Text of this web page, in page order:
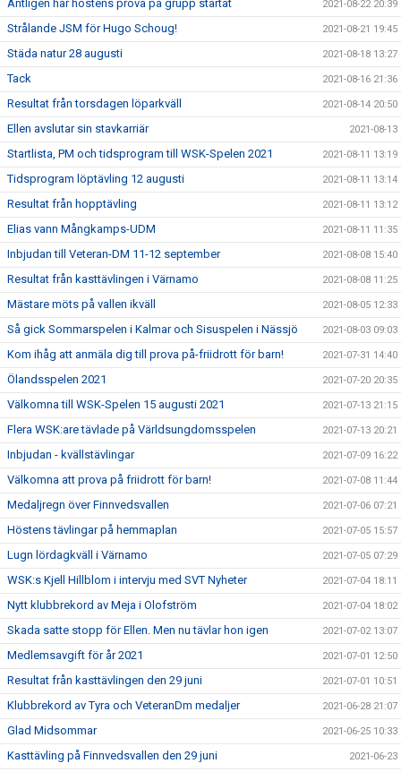
Äntligen har höstens prova på grupp startat 2021-08-22 20:39
Strålande JSM för Hugo Schoug! 2021-08-21 19:45
Städa natur 28 augusti 2021-08-18 13:27
Tack 2021-08-16 21:36
Resultat från torsdagen löparkväll 2021-08-14 20:50
Ellen avslutar sin stavkarriär 2021-08-13
Startlista, PM och tidsprogram till WSK-Spelen 2021 2021-08-11 13:19
Tidsprogram löptävling 12 augusti 2021-08-11 13:14
Resultat från hopptävling 2021-08-11 13:12
Elias vann Mångkamps-UDM 2021-08-11 11:35
Inbjudan till Veteran-DM 11-12 september 2021-08-08 15:40
Resultat från kasttävlingen i Värnamo 2021-08-08 11:25
Mästare möts på vallen ikväll 2021-08-05 12:33
Så gick Sommarspelen i Kalmar och Sisuspelen i Nässjö 2021-08-03 09:03
Kom ihåg att anmäla dig till prova på-friidrott för barn! 2021-07-31 14:40
Ölandsspelen 2021 2021-07-20 20:35
Välkomna till WSK-Spelen 15 augusti 2021 2021-07-13 21:15
Flera WSK:are tävlade på Världsungdomsspelen 2021-07-13 20:21
Inbjudan - kvällstävlingar 2021-07-09 16:22
Välkomna att prova på friidrott för barn! 2021-07-08 11:44
Medaljregn över Finnvedsvallen 2021-07-06 07:21
Höstens tävlingar på hemmaplan 2021-07-05 15:57
Lugn lördagkväll i Värnamo 2021-07-05 07:29
WSK:s Kjell Hillblom i intervju med SVT Nyheter 2021-07-04 18:11
Nytt klubbrekord av Meja i Olofström 2021-07-04 18:02
Skada satte stopp för Ellen. Men nu tävlar hon igen 2021-07-02 13:07
Medlemsavgift för år 2021 2021-07-01 12:50
Resultat från kasttävlingen den 29 juni 2021-07-01 10:51
Klubbrekord av Tyra och VeteranDm medaljer 2021-06-28 21:07
Glad Midsommar 2021-06-25 10:33
Kasttävling på Finnvedsvallen den 29 juni 2021-06-23